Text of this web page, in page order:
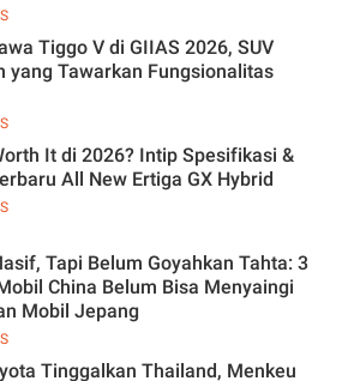
Tiggo V di GIIAS 2026, SUV
yang Tawarkan Fungsionalitas
It di 2026? Intip Spesifikasi &
All New Ertiga GX Hybrid
Tapi Belum Goyahkan Tahta: 3
China Belum Bisa Menyaingi
Mobil Jepang
Tinggalkan Thailand, Menkeu